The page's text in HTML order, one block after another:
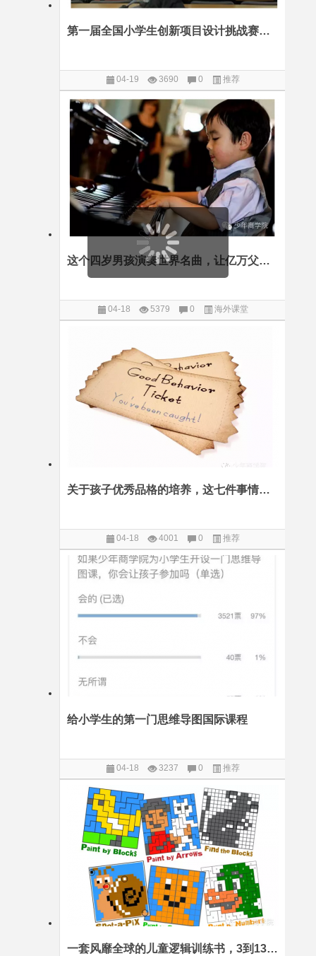
第一届全国小学生创新项目设计挑战赛正式开放报名
04-19 3690 0 推荐
这个四岁男孩演奏世界名曲，让亿万父母懂得什么叫真正的“兴趣育儿”
04-18 5379 0 海外课堂
关于孩子优秀品格的培养，这七件事情最重要
04-18 4001 0 推荐
给小学生的第一门思维导图国际课程
04-18 3237 0 推荐
一套风靡全球的儿童逻辑训练书，3到13岁孩子都乐此不疲